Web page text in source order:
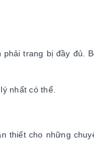
trang bị đầy đủ.
nhất có thể.
cho những